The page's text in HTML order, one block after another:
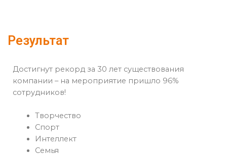
Результат
Достигнут рекорд за 30 лет существования
компании – на мероприятие пришло 96%
сотрудников!
Творчество
Спорт
Интеллект
Семья